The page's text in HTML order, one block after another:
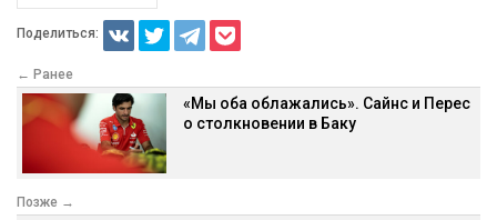
Поделиться:
← Ранее
«Мы оба облажались». Сайнс и Перес
о столкновении в Баку
Позже →